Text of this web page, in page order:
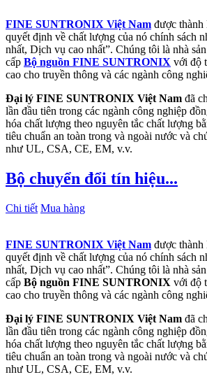
FINE SUNTRONIX Việt Nam được thành
quyết định về chất lượng của nó chính sách
nhất, Dịch vụ cao nhất”. Chúng tôi là nhà
cấp Bộ nguồn FINE SUNTRONIX với độ
cao cho truyền thông và các ngành công
Đại lý FINE SUNTRONIX Việt Nam đã
lần đầu tiên trong các ngành công nghiệp
hóa chất lượng theo nguyên tắc chất lượng
tiêu chuẩn an toàn trong và ngoài nước và
như UL, CSA, CE, EM, v.v.
Bộ chuyển đổi tín hiệu...
Chi tiết Mua hàng
FINE SUNTRONIX Việt Nam được thành
quyết định về chất lượng của nó chính sách
nhất, Dịch vụ cao nhất”. Chúng tôi là nhà
cấp Bộ nguồn FINE SUNTRONIX với độ
cao cho truyền thông và các ngành công
Đại lý FINE SUNTRONIX Việt Nam đã
lần đầu tiên trong các ngành công nghiệp
hóa chất lượng theo nguyên tắc chất lượng
tiêu chuẩn an toàn trong và ngoài nước và
như UL, CSA, CE, EM, v.v.